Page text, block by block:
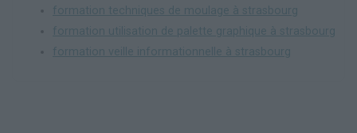
formation techniques de moulage à strasbourg
formation utilisation de palette graphique à strasbourg
formation veille informationnelle à strasbourg